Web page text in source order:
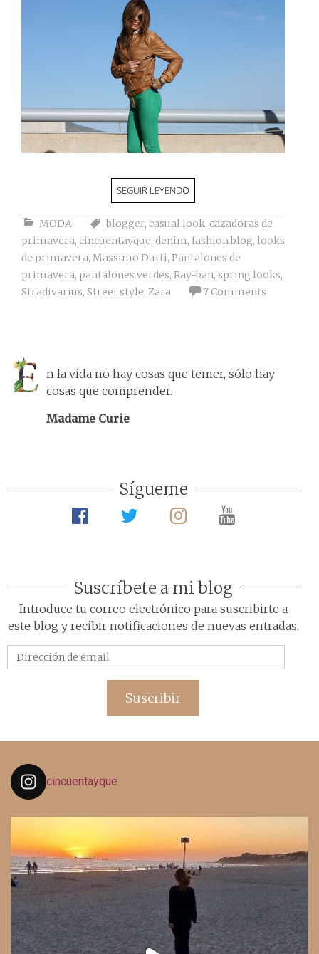
SEGUIR LEYENDO
MODA blogger, casual look, cazadoras de
primavera, cincuentayque, denim, fashion blog, looks
de primavera, Massimo Dutti, Pantalones de
primavera, pantalones verdes, Ray-ban, spring looks,
Stradivarius, Street style, Zara 7 Comments
n la vida no hay cosas que temer, sólo hay
cosas que comprender.
Madame Curie
Sígueme
Suscríbete a mi blog
Introduce tu correo electrónico para suscribirte a
este blog y recibir notificaciones de nuevas entradas.
de
Suscribir
cincuentayque